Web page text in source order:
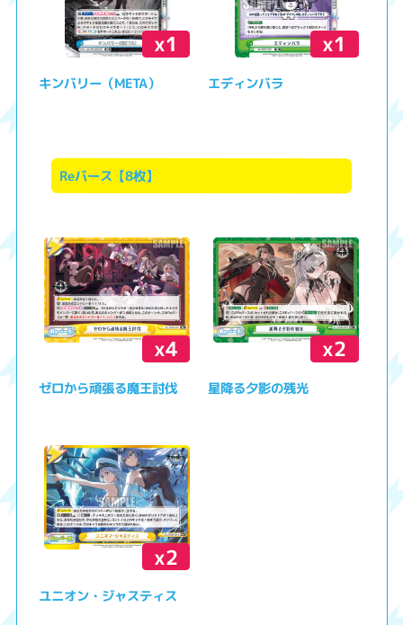
x1
キンバリー（META）
x1
エディンバラ
Reバース【8枚】
x4
ゼロから頑張る魔王討伐
x2
星降る夕影の残光
x2
ユニオン・ジャスティス